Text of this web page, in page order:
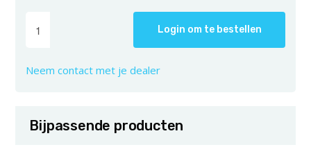
Login om te bestellen
Neem contact met je dealer
Bijpassende producten